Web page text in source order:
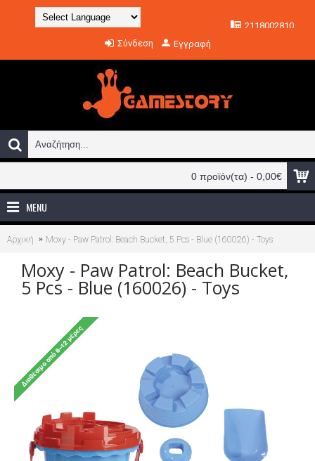
Translate
2118002810
Σύνδεση
Εγγραφή
0 προϊόν(τα) - 0,00€
MENU
Αρχική Moxy - Paw Patrol: Beach Bucket, 5 Pcs - Blue (160026) - Toys
Moxy - Paw Patrol: Beach Bucket,
5 Pcs - Blue (160026) - Toys